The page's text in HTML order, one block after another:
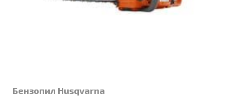
Бензопил Husqvarna